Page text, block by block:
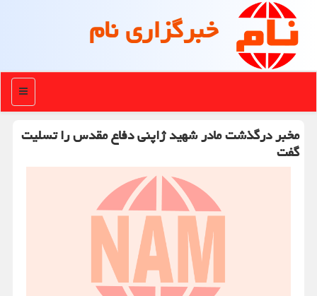
خبرگزاری نام
منو
مخبر درگذشت مادر شهید ژاپنی دفاع مقدس را تسلیت
گفت